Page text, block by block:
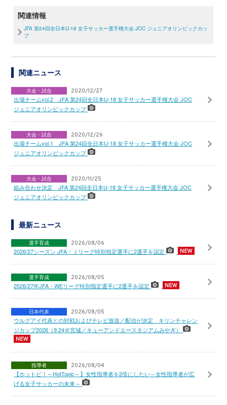
関連情報
JFA 第24回全日本U-18 女子サッカー選手権大会 JOC ジュニアオリンピックカッ
プ
関連ニュース
大会・試合 2020/12/27
出場チームvol.2 JFA 第24回全日本U-18 女子サッカー選手権大会 JOC
ジュニアオリンピックカップ
大会・試合 2020/12/26
出場チームvol.1 JFA 第24回全日本U-18 女子サッカー選手権大会 JOC
ジュニアオリンピックカップ
大会・試合 2020/11/25
組み合わせ決定 JFA 第24回全日本U-18 女子サッカー選手権大会 JOC
ジュニアオリンピックカップ
最新ニュース
選手育成 2026/08/06
2026/27シーズン JFA・Ｊリーグ特別指定選手に2選手を認定
選手育成 2026/08/05
2026/27年JFA・WEリーグ特別指定選手に2選手を認定
日本代表 2026/08/05
ウルグアイ代表との対戦およびテレビ放送／配信が決定 キリンチャレン
ジカップ2026（9.24＠宮城／キューアンドエースタジアムみやぎ）
指導者 2026/08/04
【ホットピ！～HotTopic～】女性指導者を2倍にしたい～女性指導者が広
げる女子サッカーの未来～